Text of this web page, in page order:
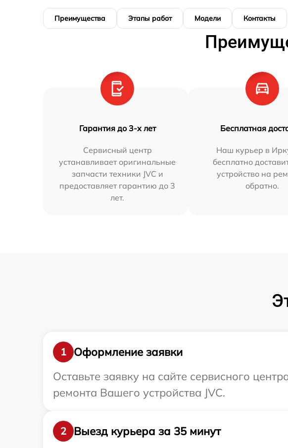
Преимущества Этапы работ Модели Контакты
Гарантия до 3-х лет
Сервисный центр
устанавливает оригинальные
запчасти техники JVC и
предоставляет гарантию до 3
лет.
Бесплатная
Наш курьер в
бесплатно
устройство на
обратно.
1
Оформление заявки
Оставьте заявку на сайте сервисного
ремонта Вашего устройства JVC.
2
Выезд курьера за 35 минут